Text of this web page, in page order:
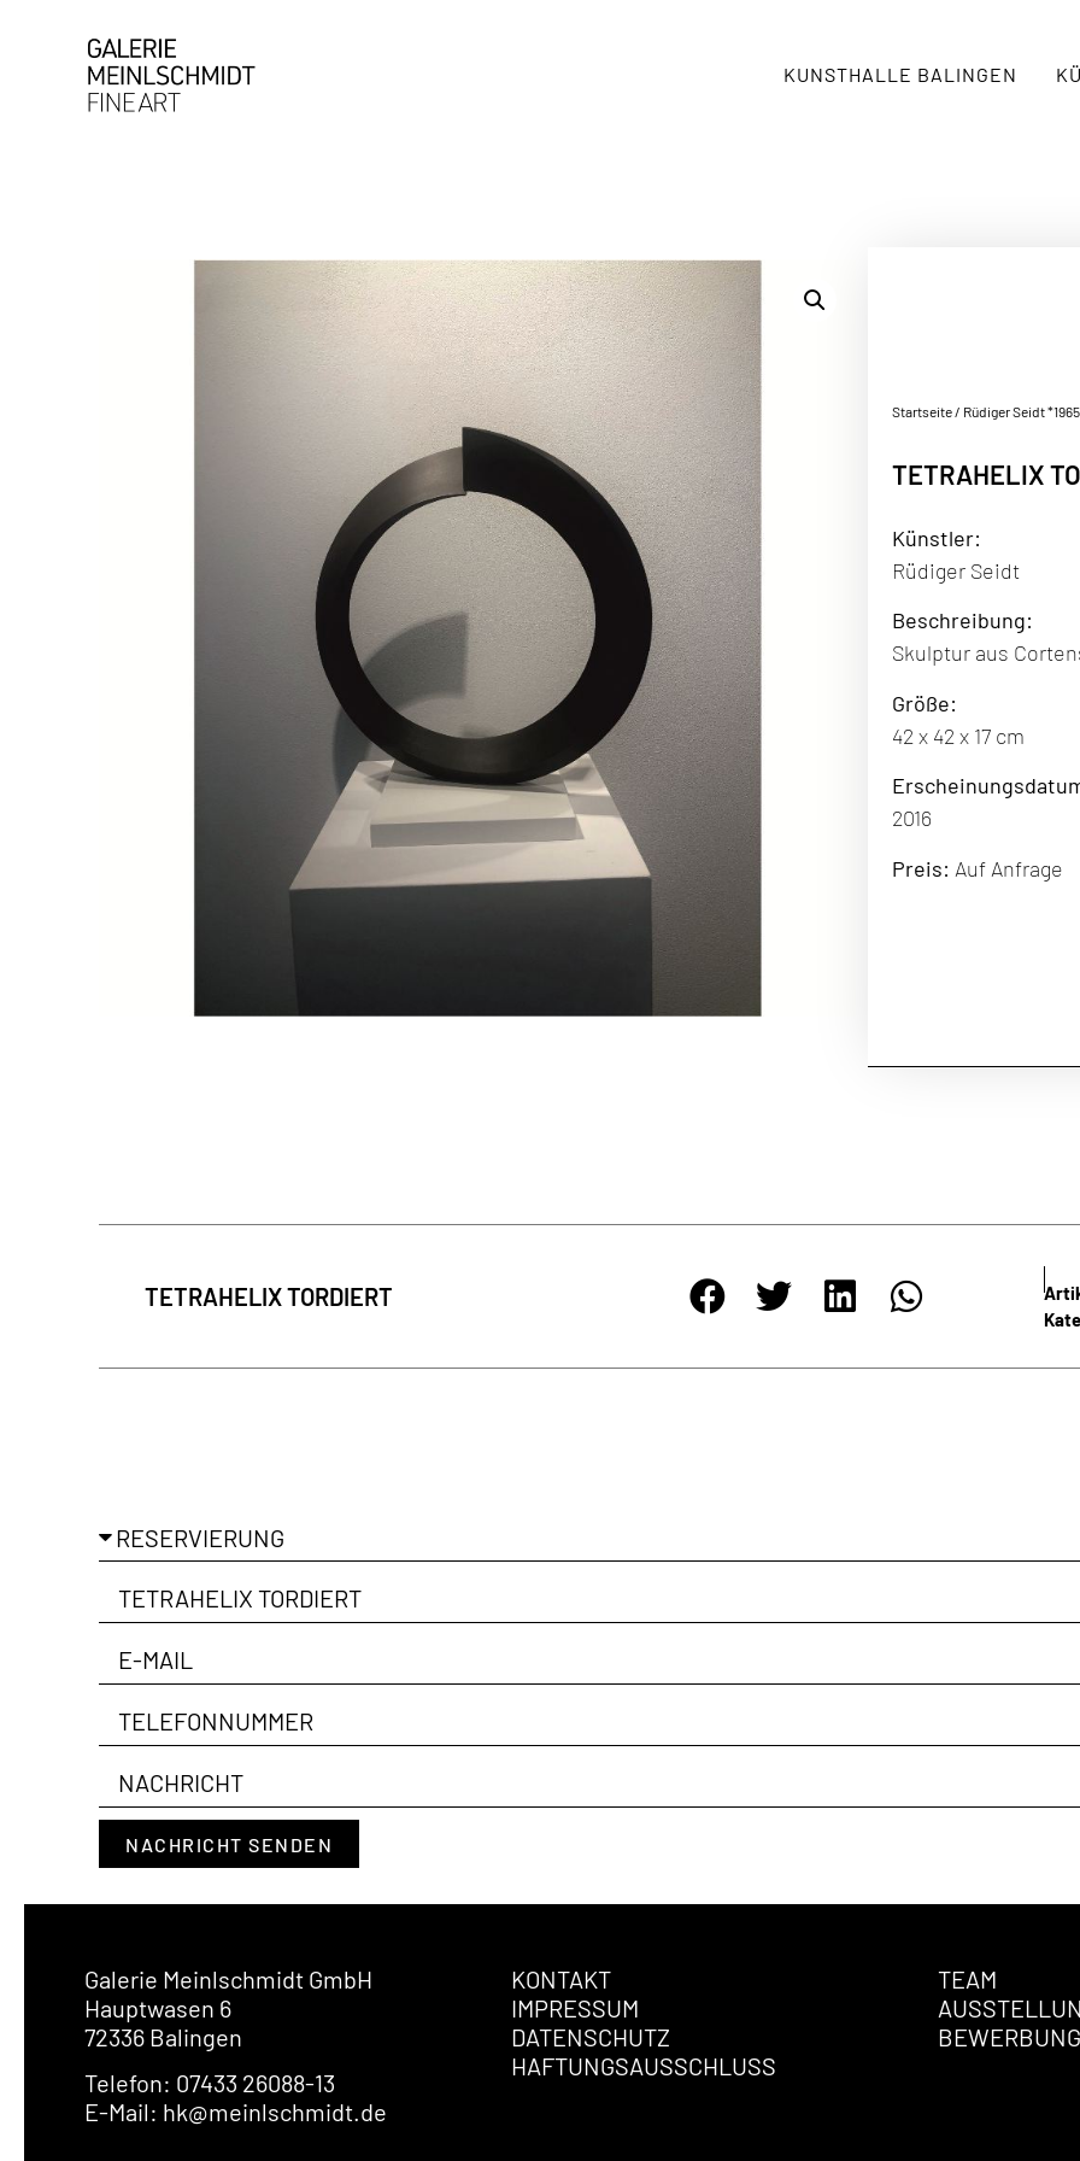
KUNSTHALLE BALINGEN
Startseite/ Rüdiger Seidt
TETRAHELIX
Künstler:
Rüdiger Seidt
Beschreibung:
Skulptur aus
Größe:
42 x 42 x 17 cm
2016
Preis: Auf Anfrage
TETRAHELIX TORDIERT
NACHRICHT SENDEN
Galerie Meinlschmidt GmbH
Hauptwasen 6
72336 Balingen
Telefon: 07433 26088-13
E-Mail: hk@meinlschmidt.de
KONTAKT
IMPRESSUM
DATENSCHUTZ
HAFTUNGSAUSSCHLUSS
TEAM